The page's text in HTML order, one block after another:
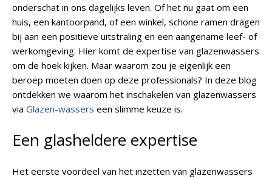
onderschat in ons dagelijks leven. Of het nu gaat om een
huis, een kantoorpand, of een winkel, schone ramen dragen
bij aan een positieve uitstraling en een aangename leef- of
werkomgeving. Hier komt de expertise van glazenwassers
om de hoek kijken. Maar waarom zou je eigenlijk een
beroep moeten doen op deze professionals? In deze blog
ontdekken we waarom het inschakelen van glazenwassers
via Glazen-wassers een slimme keuze is.
Een glasheldere expertise
Het eerste voordeel van het inzetten van glazenwassers